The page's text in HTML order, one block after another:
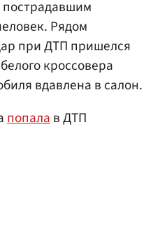
Рядом
при ДТП пришелся
кроссовера
вдавлена в салон.
попалав ДТП